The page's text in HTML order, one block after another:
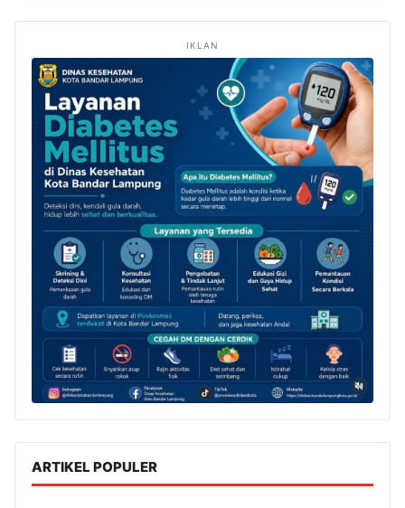
IKLAN
ARTIKEL POPULER